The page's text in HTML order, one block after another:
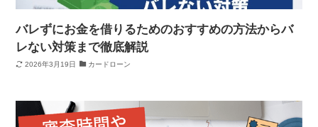
バレずにお金を借りるためのおすすめの方法からバ
レない対策まで徹底解説
2026年3月19日 カードローン